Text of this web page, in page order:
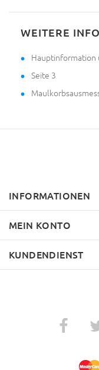
WEITERE
Hauptinformation
Seite 3
INFORMATIONEN
MEIN KONTO
KUNDENDIENST